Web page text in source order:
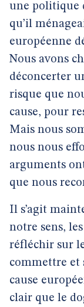
une politique
qu’il
européenne
Nous avons
déconcerter
risque que
cause, pour
Mais nous
nous nous
arguments
que nous
Il s’agit
notre sens,
réfléchir sur
commettre et
cause
clair que le